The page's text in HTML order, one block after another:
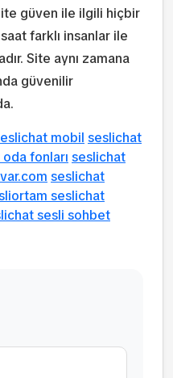
güven ile ilgili hiçbir
farklı insanlar ile
Site aynı zamana
güvenilir
mobil seslichat
fonları seslichat
seslichat
seslichat
sesli sohbet